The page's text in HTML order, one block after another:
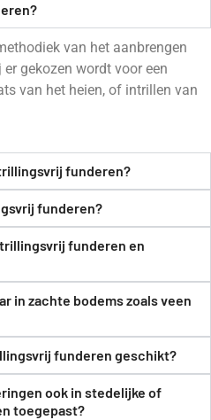
van het aanbrengen
gekozen wordt voor een
van het heien, of intrillen van
funderen?
funderen?
funderen en
in zachte bodems zoals veen
funderen geschikt?
ook in stedelijke of
toegepast?